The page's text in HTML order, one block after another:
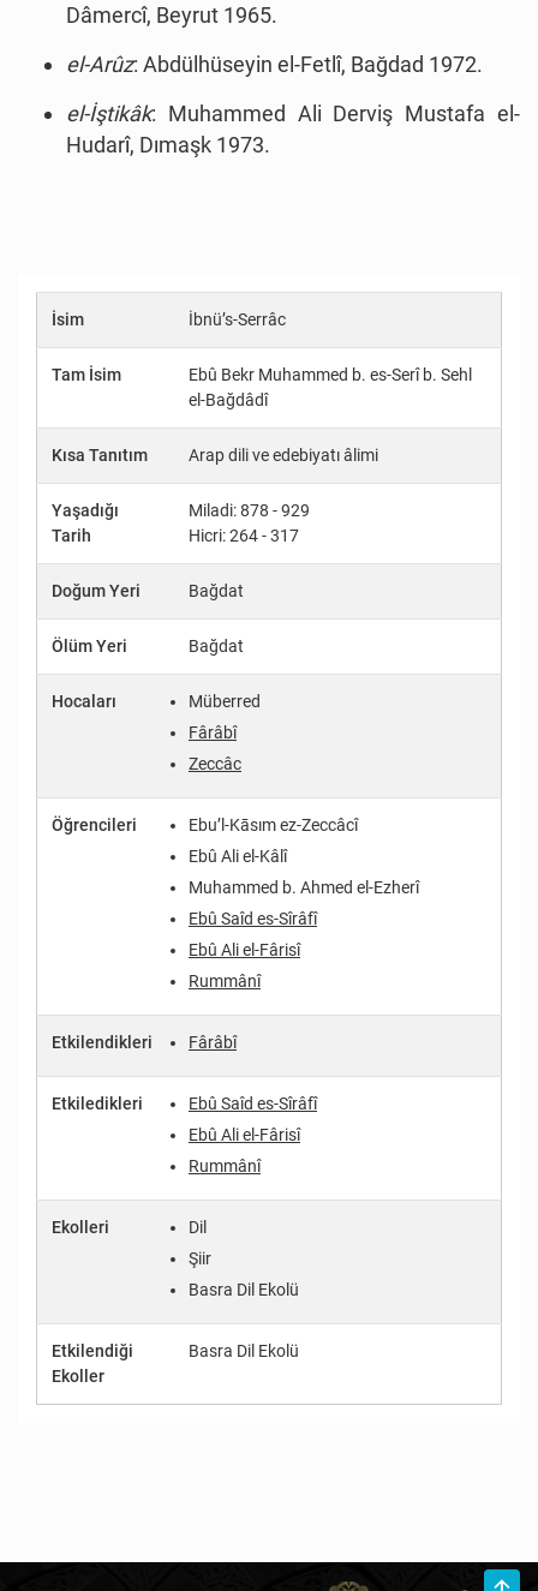
Dâmercî, Beyrut 1965.
el-Arûz: Abdülhüseyin el-Fetlî, Bağdad 1972.
el-İştikâk: Muhammed Ali Derviş Mustafa el-
Hudarî, Dımaşk 1973.
İsim İbnü’s-Serrâc
Tam İsim
Ebû Bekr Muhammed b. es-Serî b. Sehl
el-Bağdâdî
Kısa Tanıtım Arap dili ve edebiyatı âlimi
Yaşadığı
Tarih
Miladi: 878 - 929
Hicri: 264 - 317
Doğum Yeri Bağdat
Ölüm Yeri Bağdat
Hocaları
Müberred
Fârâbî
Zeccâc
Öğrencileri
Ebu’l-Kāsım ez-Zeccâcî
Ebû Ali el-Kâlî
Muhammed b. Ahmed el-Ezherî
Ebû Saîd es-Sîrâfî
Ebû Ali el-Fârisî
Rummânî
Etkilendikleri Fârâbî
Etkiledikleri
Ebû Saîd es-Sîrâfî
Ebû Ali el-Fârisî
Rummânî
Ekolleri
Dil
Şiir
Basra Dil Ekolü
Etkilendiği
Ekoller
Basra Dil Ekolü